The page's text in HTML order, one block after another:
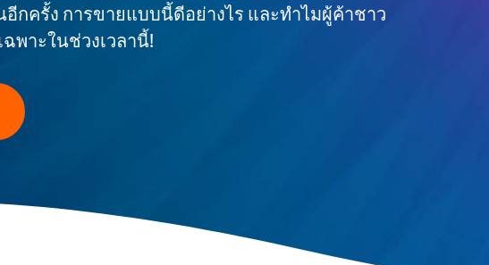
อีกครั้ง การขายแบบนี้ดีอย่างไร และทำไมผู้ค้าชาว
พาะในช่วงเวลานี้!